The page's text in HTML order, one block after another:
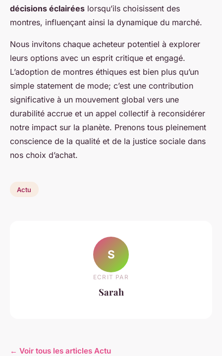
décisions éclairées lorsqu’ils choisissent des
montres, influençant ainsi la dynamique du marché.
Nous invitons chaque acheteur potentiel à explorer
leurs options avec un esprit critique et engagé.
L’adoption de montres éthiques est bien plus qu’un
simple statement de mode; c’est une contribution
significative à un mouvement global vers une
durabilité accrue et un appel collectif à reconsidérer
notre impact sur la planète. Prenons tous pleinement
conscience de la qualité et de la justice sociale dans
nos choix d’achat.
Actu
S
ECRIT PAR
Sarah
← Voir tous les articles Actu